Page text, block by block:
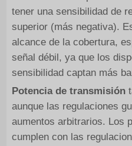
tener una sensibilidad de
superior (más negativa).
alcance de la cobertura,
señal débil, ya que los
sensibilidad captan más
Potencia de transmisión
aunque las regulaciones
aumentos arbitrarios. Los
cumplen con las